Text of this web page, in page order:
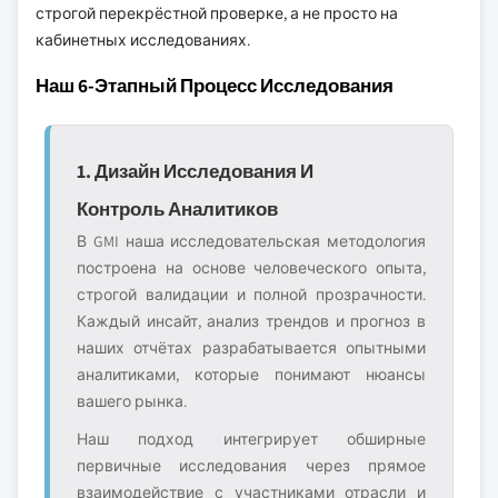
строгой перекрёстной проверке, а не просто на
кабинетных исследованиях.
Наш 6-Этапный Процесс Исследования
1. Дизайн Исследования И
Контроль Аналитиков
В GMI наша исследовательская методология
построена на основе человеческого опыта,
строгой валидации и полной прозрачности.
Каждый инсайт, анализ трендов и прогноз в
наших отчётах разрабатывается опытными
аналитиками, которые понимают нюансы
вашего рынка.
Наш подход интегрирует обширные
первичные исследования через прямое
взаимодействие с участниками отрасли и